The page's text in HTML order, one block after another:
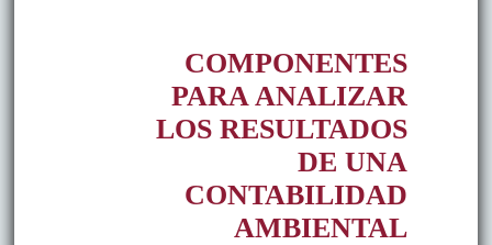
COMPONENTES
PARA ANALIZAR
LOS RESULTADOS
DE UNA
CONTABILIDAD
AMBIENTAL